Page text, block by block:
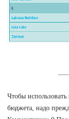
Чтобы
бюджета, надо